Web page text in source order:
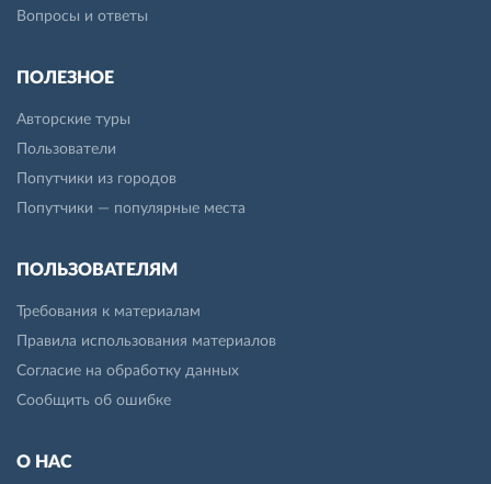
Вопросы и ответы
ПОЛЕЗНОЕ
Авторские туры
Пользователи
Попутчики из городов
Попутчики — популярные места
ПОЛЬЗОВАТЕЛЯМ
Требования к материалам
Правила использования материалов
Согласие на обработку данных
Сообщить об ошибке
О НАС